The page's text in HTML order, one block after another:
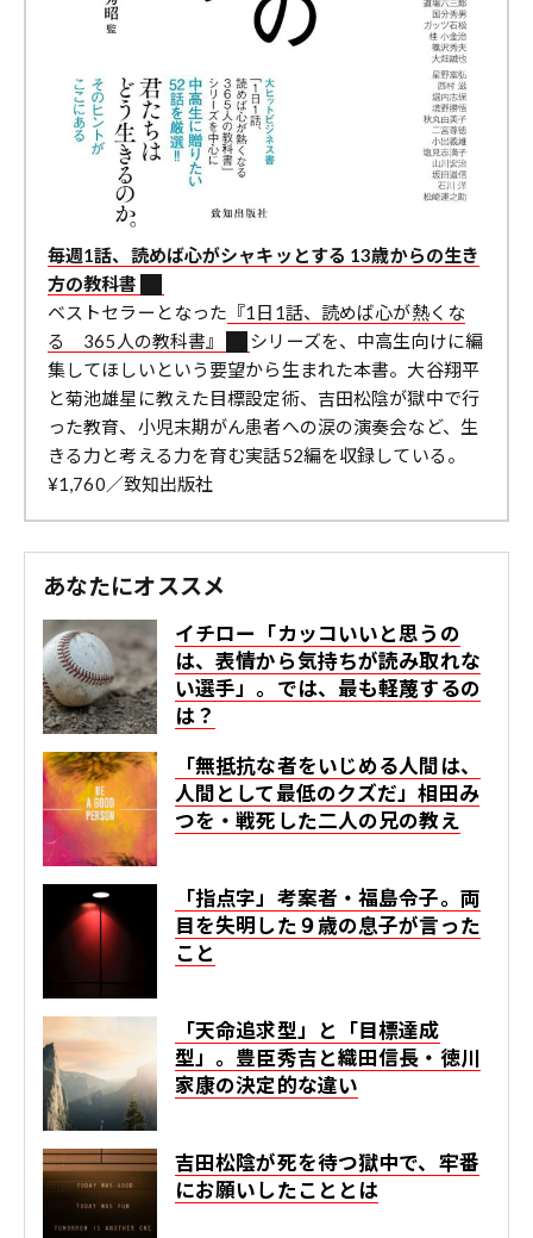
毎週1話、読めば心がシャキッとする 13歳からの生き
方の教科書
ベストセラーとなった 『1日1話、読めば心が熱くな
る 365人の教科書』
シリーズを、中高生向けに編
集してほしいという要望から生まれた本書。大谷翔平
と菊池雄星に教えた目標設定術、吉田松陰が獄中で行
った教育、小児末期がん患者への涙の演奏会など、生
きる力と考える力を育む実話52編を収録している。
¥1,760／致知出版社
あなたにオススメ
イチロー「カッコいいと思うの
は、表情から気持ちが読み取れな
い選手」。では、最も軽蔑するの
は？
「無抵抗な者をいじめる人間は、
人間として最低のクズだ」相田み
つを・戦死した二人の兄の教え
「指点字」考案者・福島令子。両
目を失明した９歳の息子が言った
こと
「天命追求型」と「目標達成
型」。豊臣秀吉と織田信長・徳川
家康の決定的な違い
吉田松陰が死を待つ獄中で、牢番
にお願いしたこととは